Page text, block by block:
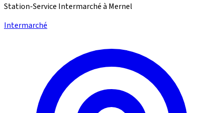
Station-Service Intermarché à Mernel
Intermarché